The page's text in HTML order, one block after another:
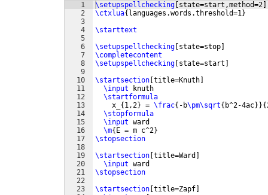
1
2
3
4
5
6
7
8
9
10
11
12
13
14
15
16
17
18
19
20
21
22
23
\setupspellchecking state=start,method=2
\ctxlua{ languages.words.threshold=1}
\starttext
\setupspellchecking state=stop
\completecontent
\setupspellchecking state=start
\startsection title=Knuth
\input knuth
\startformula
    x_
{ 1,2} = \frac{ -b\pm\sqrt{ b^2-4ac}}{
\stopformula
\input ward
\m{ E = m c^2}
\stopsection
\startsection title=Ward
\input ward
\stopsection
\startsection title=Zapf